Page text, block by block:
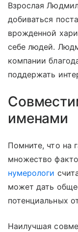
Взрослая
добиваться
врожденной
себе людей.
компании
поддержать
именами
Помните, что на
множество
нумерологи
может дать
потенциальных
Наилучшая